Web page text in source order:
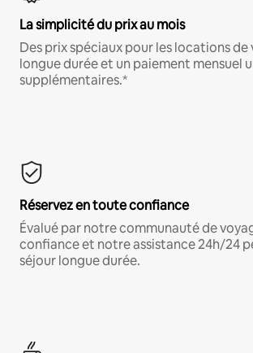
La simplicité du prix au mois
Des prix spéciaux pour les locations de
longue durée et un paiement mensuel
supplémentaires.*
Réservez en toute confiance
Évalué par notre communauté de
confiance et notre assistance 24h/24
séjour longue durée.